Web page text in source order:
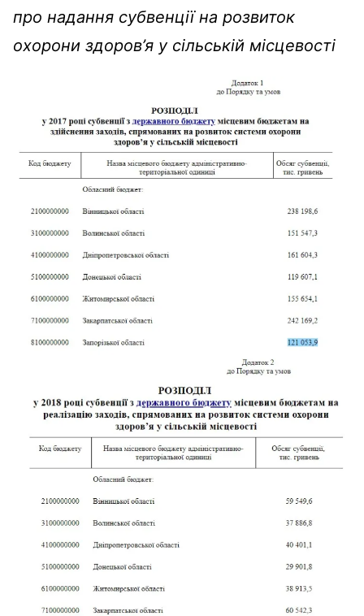
про надання субвенції на розвиток
охорони здоров’я у сільській місцевості